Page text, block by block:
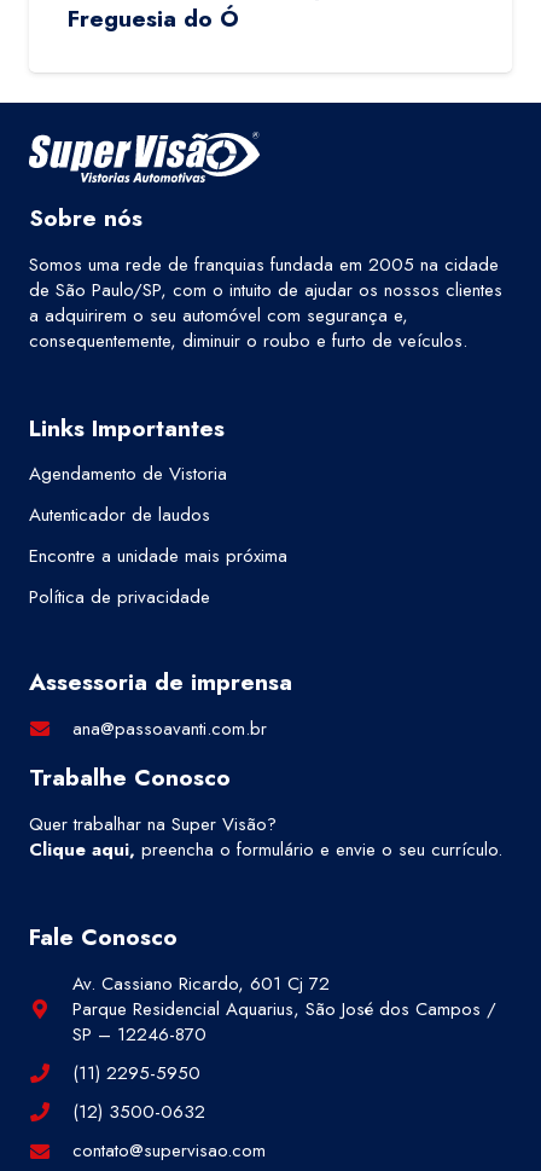
Freguesia do Ó
Sobre nós
Somos uma rede de franquias fundada em 2005 na cidade
de São Paulo/SP, com o intuito de ajudar os nossos clientes
a adquirirem o seu automóvel com segurança e,
consequentemente, diminuir o roubo e furto de veículos.
Links Importantes
Agendamento de Vistoria
Autenticador de laudos
Encontre a unidade mais próxima
Política de privacidade
Assessoria de imprensa
ana@passoavanti.com.br
Trabalhe Conosco
Quer trabalhar na Super Visão?
Clique aqui, preencha o formulário e envie o seu currículo.
Fale Conosco
Av. Cassiano Ricardo, 601 Cj 72
Parque Residencial Aquarius, São José dos Campos /
SP – 12246-870
(11) 2295-5950
(12) 3500-0632
contato@supervisao.com